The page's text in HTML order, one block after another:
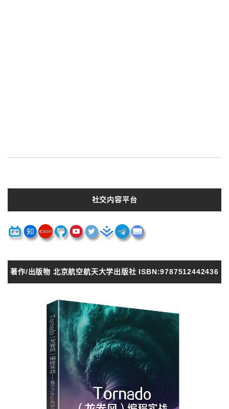
社交内容平台
著作/出版物 北京航空航天大学出版社 ISBN:9787512442436